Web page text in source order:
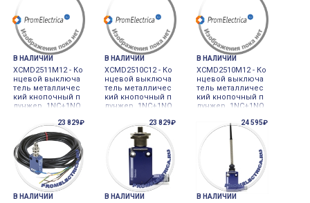
В НАЛИЧИИ
XCMD2511M12 - Ко
нцевой выключа
тель металличес
кий кнопочный п
лунжер, 1NC+1NO,
er Electric
В НАЛИЧИИ
XCMD2510C12 - Ко
нцевой выключа
тель металличес
кий кнопочный п
лунжер, 1NC+1NO,
er Electric
В НАЛИЧИИ
XCMD2510M12 - Ко
нцевой выключа
тель металличес
кий кнопочный п
лунжер, 1NC+1NO,
er Electric
23 829₽
В НАЛИЧИИ
23 829₽
В НАЛИЧИИ
24 595₽
В НАЛИЧИИ